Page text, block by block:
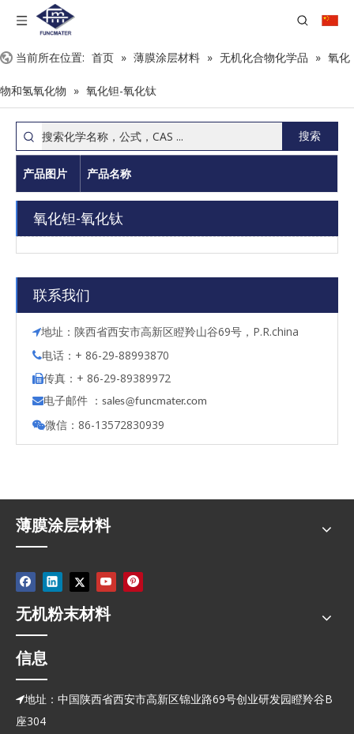
当前所在位置: 首页 » 薄膜涂层材料 » 无机化合物化学品 » 氧化
物和氢氧化物 » 氧化钽-氧化钛
搜索
产品图片 产品名称
氧化钽-氧化钛
联系我们
地址：陕西省西安市高新区瞪羚山谷69号，P.R.china
电话：+ 86-29-88993870
传真：+ 86-29-89389972
电子邮件 ： sales@funcmater.com
微信：86-13572830939
薄膜涂层材料
无机粉末材料
信息
地址：中国陕西省西安市高新区锦业路69号创业研发园瞪羚谷B
座304